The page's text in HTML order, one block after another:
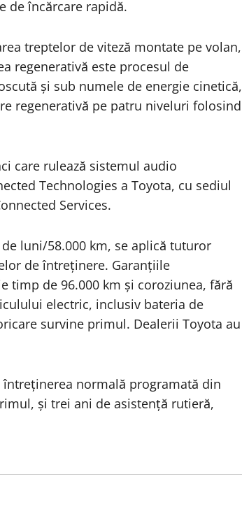
de încărcare rapidă.
treptelor de viteză montate pe volan,
regenerativă este procesul de
și sub numele de energie cinetică,
regenerativă pe patru niveluri folosind
care rulează sistemul audio
Technologies a Toyota, cu sediul
Services.
luni/58.000 km, se aplică tuturor
de întreținere. Garanțiile
timp de 96.000 km și coroziunea, fără
electric, inclusiv bateria de
survine primul. Dealerii Toyota au
întreținerea normală programată din
și trei ani de asistență rutieră,